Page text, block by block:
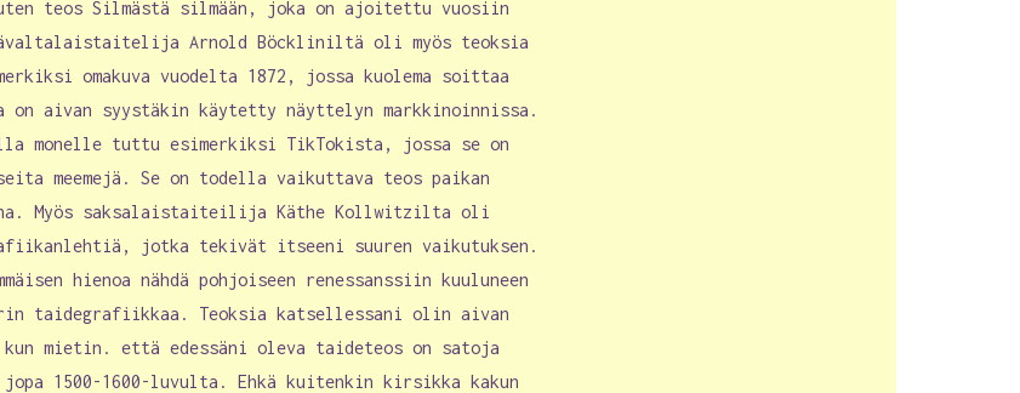
teos Silmästä silmään, joka on ajoitettu vuosiin
Arnold Böckliniltä oli myös teoksia
omakuva vuodelta 1872, jossa kuolema soittaa
aivan syystäkin käytetty näyttelyn markkinoinnissa.
monelle tuttu esimerkiksi TikTokista, jossa se on
meemejä. Se on todella vaikuttava teos paikan
Myös saksalaistaiteilija Käthe Kollwitzilta oli
jotka tekivät itseeni suuren vaikutuksen.
hienoa nähdä pohjoiseen renessanssiin kuuluneen
taidegrafiikkaa. Teoksia katsellessani olin aivan
mietin. että edessäni oleva taideteos on satoja
jopa 1500-1600-luvulta. Ehkä kuitenkin kirsikka kakun